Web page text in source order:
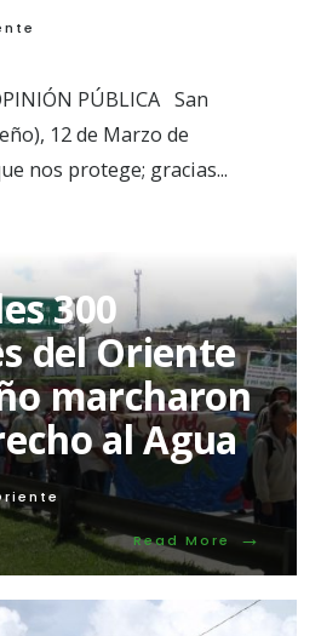
PÚBLICA San
12 de Marzo de
nos protege; gracias...
300
del Oriente
marcharon
al Agua
Read More →
Read
More:
miércoles